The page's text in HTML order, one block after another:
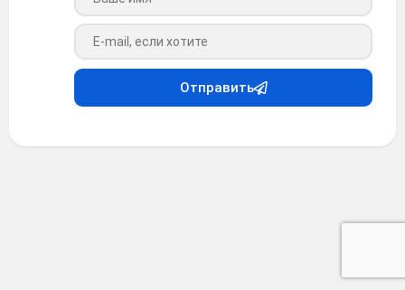
Ваш e-mail
Отправить